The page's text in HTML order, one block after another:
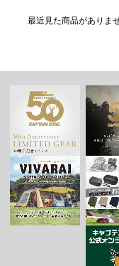
最近見た商品がありませ